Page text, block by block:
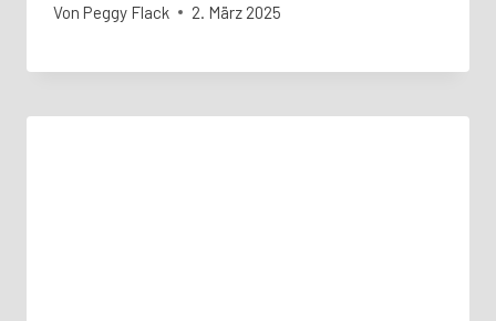
Von Peggy Flack 2. März 2025